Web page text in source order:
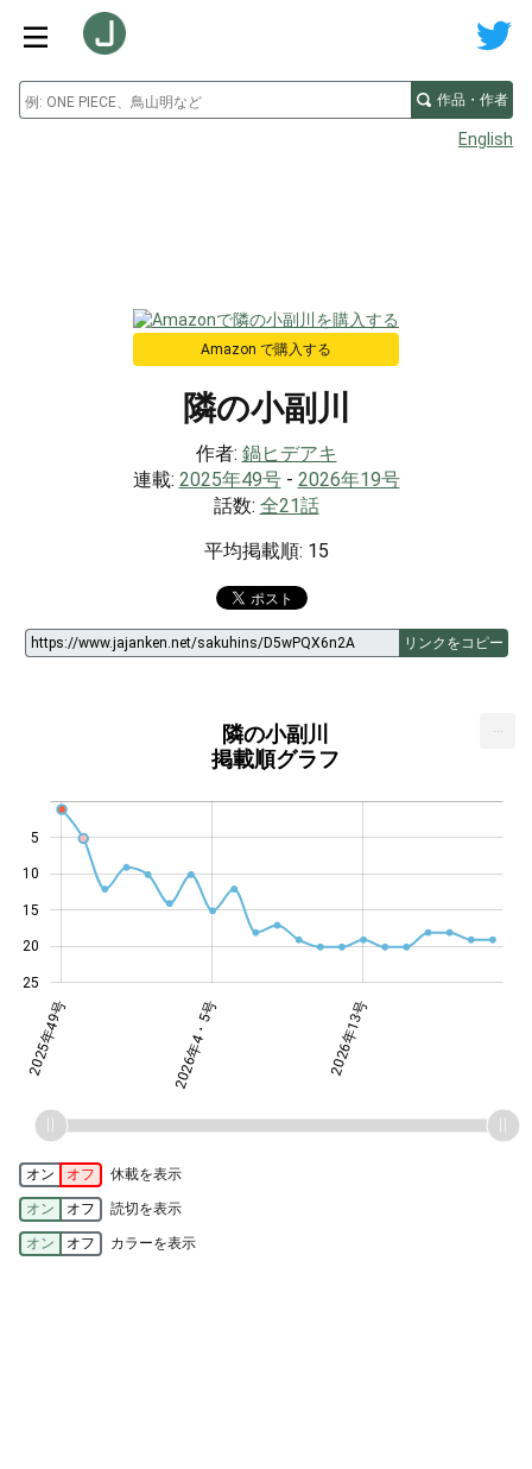
作品・作者
English
Amazon で購入する
隣の小副川
作者: 鍋ヒデアキ
連載: 2025年49号- 2026年19号
話数: 全21話
平均掲載順: 15
リンクをコピー
隣の小副川
掲載順グラフ
10
25
20
15
5
2025年49号
3号
11号
17号
2026年4・5号 2026年13号
...
オン オフ 休載を表示
オン オフ 読切を表示
オン オフ カラーを表示